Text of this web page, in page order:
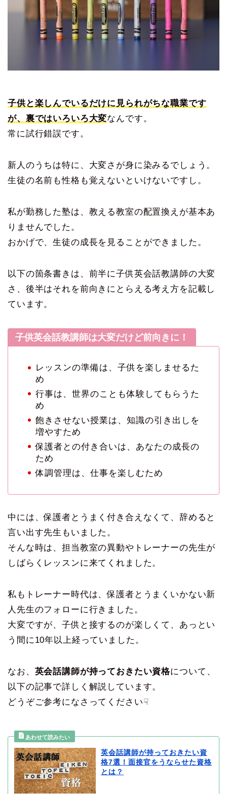
子供と楽しんでいるだけに見られがちな職業です
が、裏ではいろいろ大変なんです。
常に試行錯誤です。
新人のうちは特に、大変さが身に染みるでしょう。
生徒の名前も性格も覚えないといけないですし。
私が勤務した塾は、教える教室の配置換えが基本あ
りませんでした。
おかげで、生徒の成長を見ることができました。
以下の箇条書きは、前半に子供英会話教講師の大変
さ、後半はそれを前向きにとらえる考え方を記載し
ています。
子供英会話教講師は大変だけど前向きに！
レッスンの準備は、子供を楽しませるた
め
行事は、世界のことも体験してもらうた
め
飽きさせない授業は、知識の引き出しを
増やすため
保護者との付き合いは、あなたの成長の
ため
体調管理は、仕事を楽しむため
中には、保護者とうまく付き合えなくて、辞めると
言い出す先生もいました。
そんな時は、担当教室の異動やトレーナーの先生が
しばらくレッスンに来てくれました。
私もトレーナー時代は、保護者とうまくいかない新
人先生のフォローに行きました。
大変ですが、子供と接するのが楽しくて、あっとい
う間に10年以上経っていました。
なお、 英会話講師が持っておきたい資格について、
以下の記事で詳しく解説しています。
どうぞご参考になさってください☟
英会話講師が持っておきたい資
格7選！面接官をうならせた資格
とは？